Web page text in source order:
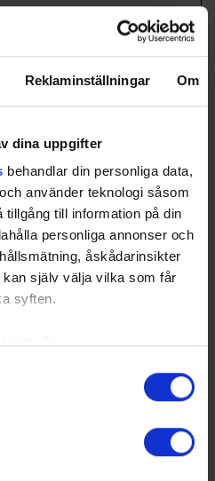
Reklaminställningar Om
dina uppgifter
behandlar din personliga data,
använder teknologi såsom
till information på din
personliga annonser och
åskådarinsikter
själv välja vilka som får
syften.
på upp till flera meter
2314 12.86
12.86
DIF- Djurgårdens IF
LHC- Linköping HC
ÖHK- Örebro HK
officiella app
till nyheter, livebevakning